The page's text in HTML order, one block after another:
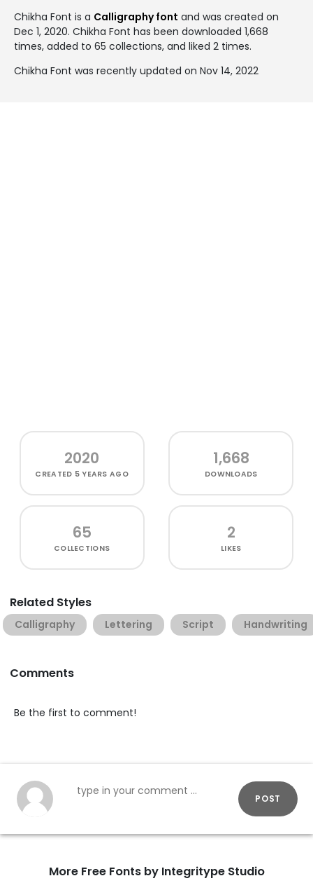
Chikha Font is a Calligraphy font and was created on
Dec 1, 2020. Chikha Font has been downloaded 1,668
times, added to 65 collections, and liked 2 times.
Chikha Font was recently updated on Nov 14, 2022
2020
CREATED 5 YEARS AGO
1,668
DOWNLOADS
65
COLLECTIONS
2
LIKES
Related Styles
Calligraphy Lettering Script Handwriting
Comments
Be the first to comment!
POST
More Free Fonts by Integritype Studio